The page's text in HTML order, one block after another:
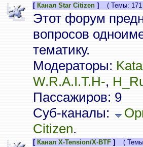
[ Канал Star Citizen ] ( Темы: 171
Этот форум
вопросов
тематику.
Модераторы:
W.R.A.I.T.H-,
Пассажиров: 9
Суб-каналы:
Citizen.
[ Канал X-Tension/X-BTF ] (